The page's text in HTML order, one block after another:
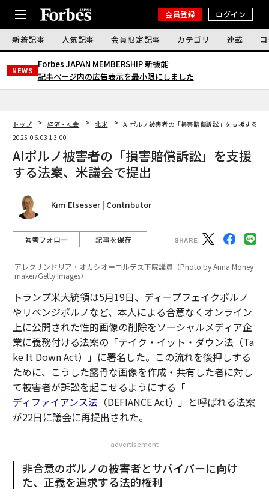
会員登録 ログイン
新着記事 人気記事 会員限定記事 カテゴリ 連載
NEWS
Forbes JAPAN MEMBERSHIP 新機能｜
記事ページ内の広告表示を最小限にしました
トップ 経済・社会 北米
AIポルノ被害者の「損害賠償訴訟」を支援する法
2025.06.03 13:00
AIポルノ被害者の「損害賠償訴訟」を支援
する法案、米議会で提出
Kim Elsesser | Contributor
著者フォロー 記事を保存
アレクサンドリア・オカシオ＝コルテス下院議員（Photo by Anna Money
maker/Getty Images）
トランプ米大統領は5月19日、ディープフェイクポルノ
やリベンジポルノなど、本人による合意なくオンライン
上に公開された性的画像の削除をソーシャルメディア企
業に義務付ける法案の「テイク・イット・ダウン法（Ta
ke It Down Act）」に署名した。この流れを後押しする
ために、こうした露骨な画像を作成・共有した者に対し
て被害者が訴訟を起こせるようにする「
ディファイアンス法 （DEFIANCE Act）」と呼ばれる法案
が22日に議会に再提出された。
advertisement
非合意のポルノの被害者とサバイバーに向け
た、正義を追求する法的権利